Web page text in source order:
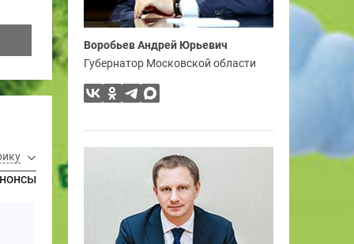
Воробьев Андрей Юрьевич
Губернатор Московской области